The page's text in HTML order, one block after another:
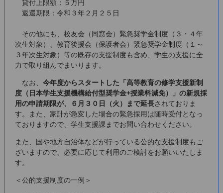
貸付上限額：５万円
返還期限：令和３年２月２５日
その他にも、校友会（同窓会）緊急奨学金制度（３・４年
次生対象）、教育後援会（保護者会）緊急奨学金制度（１～
３年次生対象）等の既存の支援制度も含め、学生の支援に全
力で取り組んでまいります。
なお、 今年度からスタートした「高等教育の修学支援新制
度（日本学生支援機構給付型奨学金+授業料減免）」の新規採
用の申請期限が、６月３０日（火）まで延長されておりま
す。また、家計が急変した場合の緊急採用は随時受付となっ
ておりますので、学生支援課までお問い合わせください。
また、国や地方自治体などが行っている公的な支援制度もご
ざいますので、必要に応じて利用のご検討をお願いいたしま
す。
＜公的支援制度の一例＞